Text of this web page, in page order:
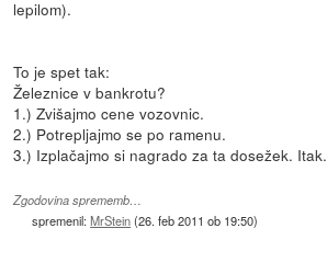
lepilom).
To je spet tak:
Železnice v bankrotu?
1.) Zvišajmo cene vozovnic.
2.) Potrepljajmo se po ramenu.
3.) Izplačajmo si nagrado za ta dosežek. Itak.
Zgodovina sprememb…
spremenil:MrStein(26. feb 2011 ob 19:50)